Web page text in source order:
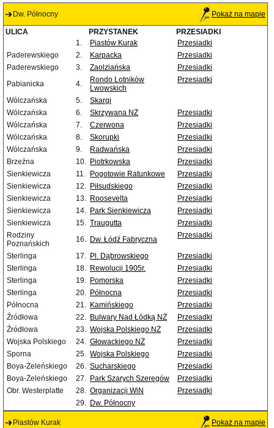
Dw. Północny Pokaż na mapie
ULICA PRZYSTANEK
PRZESIADKI
1.
Piastów Kurak
Przesiadki
Paderewskiego
2. Karpacka
Przesiadki
Paderewskiego
3. Zaolziańska
Przesiadki
Pabianicka
4.
Rondo Lotników
Lwowskich
Przesiadki
Wólczańska 5.
Skargi
Wólczańska
6. Skrzywana NŻ
Przesiadki
Wólczańska
7. Czerwona
Przesiadki
Wólczańska
8. Skorupki
Przesiadki
Wólczańska
9. Radwańska
Przesiadki
Brzeźna
10. Piotrkowska
Przesiadki
Sienkiewicza
11. Pogotowie Ratunkowe
Przesiadki
Sienkiewicza
12. Piłsudskiego
Przesiadki
Sienkiewicza
13. Roosevelta
Przesiadki
Sienkiewicza
14. Park Sienkiewicza
Przesiadki
Sienkiewicza
15. Traugutta
Przesiadki
Rodziny
Poznańskich
16. Dw. Łódź Fabryczna Przesiadki
Sterlinga 17. Pl. Dąbrowskiego
Przesiadki
Sterlinga
18. Rewolucji 1905r.
Przesiadki
Sterlinga
19. Pomorska
Przesiadki
Sterlinga
20. Północna
Przesiadki
Północna
21. Kamińskiego
Przesiadki
Źródłowa
22. Bulwary Nad Łódką NŻ
Przesiadki
Źródłowa
23. Wojska Polskiego NŻ
Przesiadki
Wojska Polskiego
24. Głowackiego NŻ
Przesiadki
Sporna
25. Wojska Polskiego
Przesiadki
Boya-Żeleńskiego
26. Sucharskiego
Przesiadki
Boya-Żeleńskiego
27. Park Szarych Szeregów
Przesiadki
Obr. Westerplatte
28. Organizacji WiN
Przesiadki
29. Dw. Północny
Piastów Kurak Pokaż na mapie